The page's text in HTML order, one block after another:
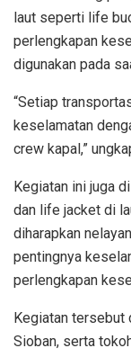
laut seperti life
perlengkapan
digunakan pada
“Setiap
keselamatan
crew kapal,”
Kegiatan ini juga
dan life jacket di
diharapkan
pentingnya
perlengkapan
Kegiatan tersebut
Sioban, serta